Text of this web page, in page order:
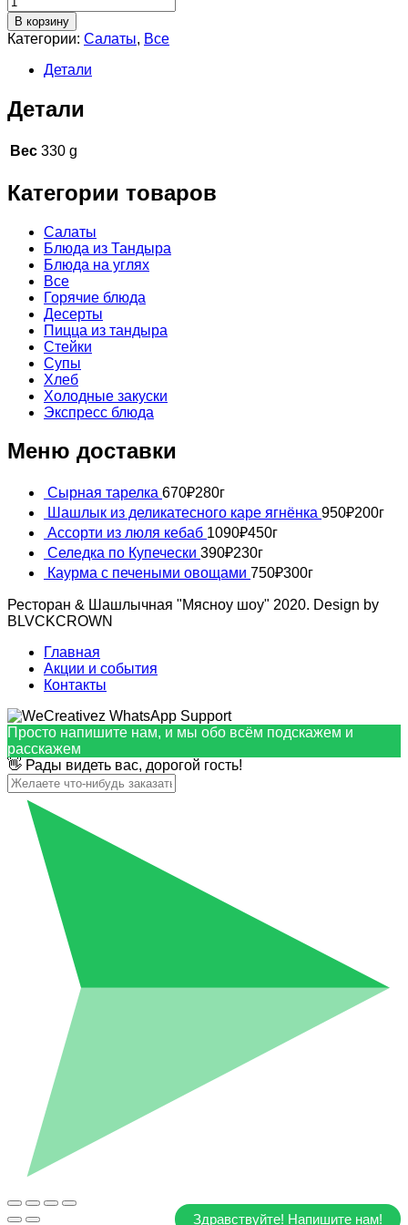
Салат
Мясное
шоу
Шефа
В корзину
Категории: Cалаты, Все
Детали
Детали
Вес 330 g
Категории товаров
Cалаты
Блюда из Тандыра
Блюда на углях
Все
Горячие блюда
Десерты
Пицца из тандыра
Стейки
Супы
Хлеб
Холодные закуски
Экспресс блюда
Меню доставки
Сырная тарелка 670₽280г
Шашлык из деликатесного каре ягнёнка 950₽200г
Ассорти из люля кебаб 1090₽450г
Селедка по Купечески 390₽230г
Каурма с печеными овощами 750₽300г
Ресторан & Шашлычная "Мясноу шоу" 2020. Design by
BLVCKCROWN
Главная
Акции и события
Контакты
Просто напишите нам, и мы обо всём подскажем и
расскажем
👋 Рады видеть вас, дорогой гость!
Здравствуйте! Напишите нам!